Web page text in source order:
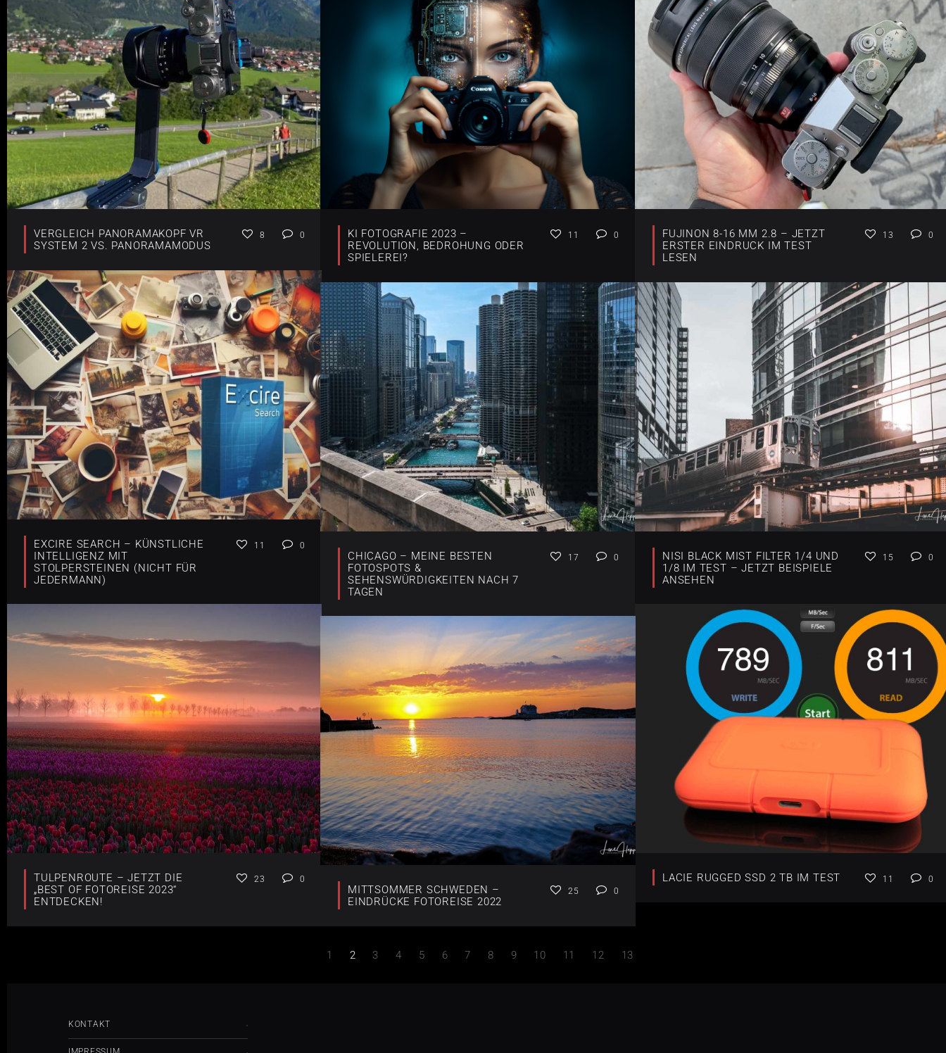
VERGLEICH PANORAMAKOPF VR
SYSTEM 2 VS. PANORAMAMODUS
8 0
KI FOTOGRAFIE 2023 –
REVOLUTION, BEDROHUNG ODER
SPIELEREI?
11 0
FUJINON 8-16 MM 2.8 – JETZT
ERSTER EINDRUCK IM TEST
LESEN
13 0
EXCIRE SEARCH – KÜNSTLICHE
INTELLIGENZ MIT
STOLPERSTEINEN (NICHT FÜR
JEDERMANN)
11 0
CHICAGO – MEINE BESTEN
FOTOSPOTS &
SEHENSWÜRDIGKEITEN NACH 7
TAGEN
17 0
NISI BLACK MIST FILTER 1/4 UND
1/8 IM TEST – JETZT BEISPIELE
ANSEHEN
15 0
TULPENROUTE – JETZT DIE
„BEST OF FOTOREISE 2023“
ENTDECKEN!
23 0 LACIE RUGGED SSD 2 TB IM TEST 11 0
MITTSOMMER SCHWEDEN –
EINDRÜCKE FOTOREISE 2022
25 0
1 2 3 4 5 6 7 8 9 10 11 12 13
KONTAKT